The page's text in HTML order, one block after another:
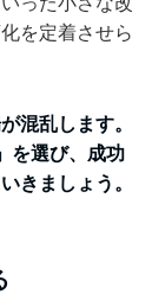
を定着させら
混乱します。
を選び、成功
きましょう。